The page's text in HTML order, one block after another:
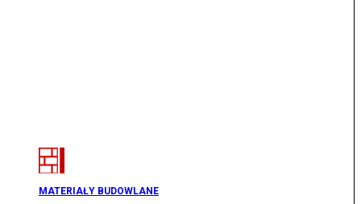
MATERIAŁY BUDOWLANE